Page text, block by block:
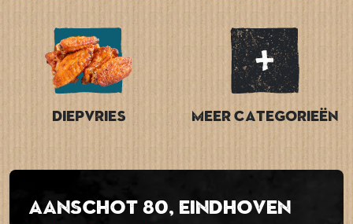
Diepvries Meer categorieën
Aanschot 80, Eindhoven